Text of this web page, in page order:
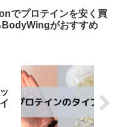
でプロテインを安く買
BodyWingがおすすめ